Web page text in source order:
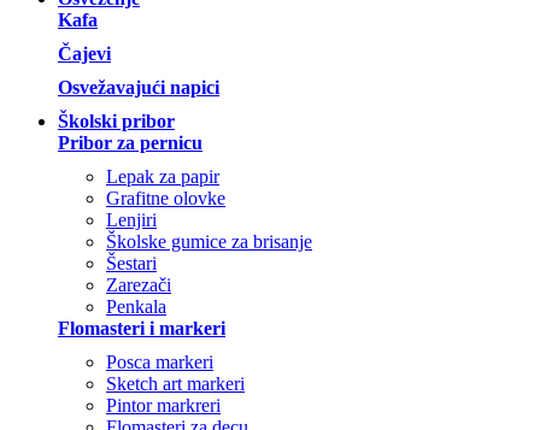
Kafa
Čajevi
Osvežavajući napici
Školski pribor
Pribor za pernicu
Lepak za papir
Grafitne olovke
Lenjiri
Školske gumice za brisanje
Šestari
Zarezači
Penkala
Flomasteri i markeri
Posca markeri
Sketch art markeri
Pintor markreri